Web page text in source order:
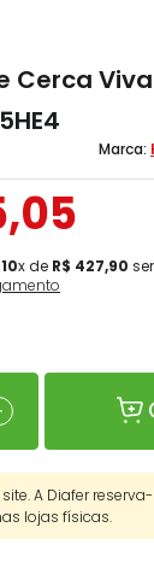
Cerca
,05
10x de R$ 427,90
A Diafer
lojas físicas.
5º